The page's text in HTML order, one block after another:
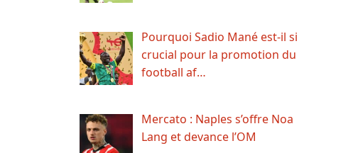
Pourquoi Sadio Mané est-il si
crucial pour la promotion du
football af…
Mercato : Naples s’offre Noa
Lang et devance l’OM